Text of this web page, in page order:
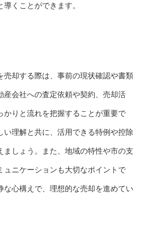
くことができます。
売却する際は、事前の現状確認や書類
産会社への査定依頼や契約、売却活
かりと流れを把握することが重要で
い理解と共に、活用できる特例や控除
ましょう。また、地域の特性や市の支
ュニケーションも大切なポイントで
な心構えで、理想的な売却を進めてい